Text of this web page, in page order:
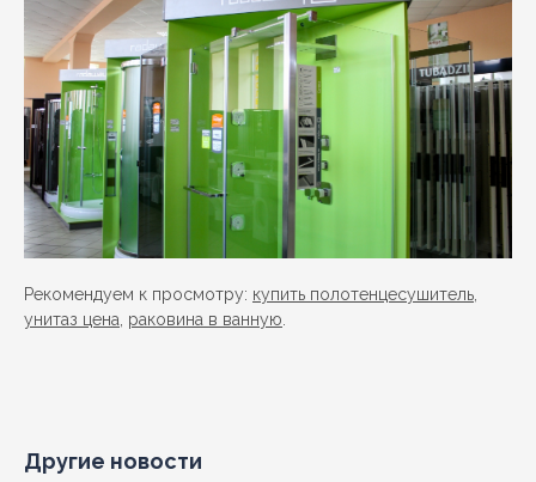
Рекомендуем к просмотру: купить полотенцесушитель,
унитаз цена, раковина в ванную.
Другие новости